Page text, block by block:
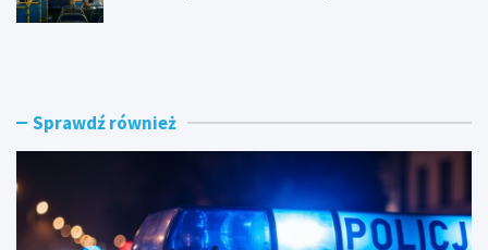
O
t
s
k
N
r
a
w
Sprawdź również